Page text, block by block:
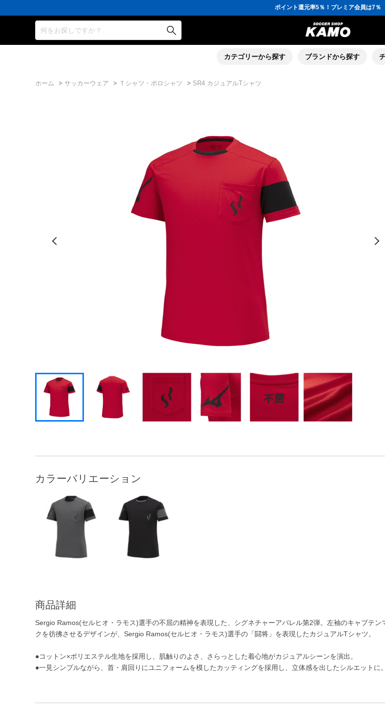
ポイント還元率5％！プレミア会員は7％
会員の方にはお誕生月に「10％OFFクーポン」プ
16,000円(税込)以上でシューズケースプレゼン
3,300円(税込)以上で送料無料！
ポイント還元率5％！プレミア会員は7％
会員の方にはお誕生月に「10％OFFクーポン」プ
何をお探しですか？
カテゴリーから探す ブランドから探す
ホーム > サッカーウェア > Ｔシャツ・ポロシャツ > SR4 カジュアルTシャツ
カラーバリエーション
商品詳細
Sergio Ramos(セルヒオ・ラモス)選手の不屈の精神を表現した、シグネチャーアパレル第2弾。左袖のキャプテン
クを彷彿させるデザインが、Sergio Ramos(セルヒオ・ラモス)選手の「闘将」を表現したカジュアルTシャツ。
●コットン×ポリエステル生地を採用し、肌触りのよさ、さらっとした着心地がカジュアルシーンを演出。
●一見シンプルながら、首・肩回りにユニフォームを模したカッティングを採用し、立体感を出したシルエットに。